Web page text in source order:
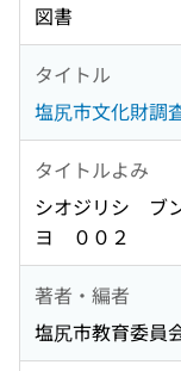
図書
タイトル
塩尻市文化財調
タイトルよみ
シオジリシ ブ
ヨ ００２
著者・編者
塩尻市教育委員